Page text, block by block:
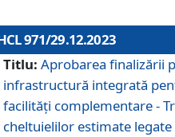
971/29.12.2023
Titlu: Aprobarea finalizării
infrastructură integrată
facilităţi complementare -
cheltuielilor estimate